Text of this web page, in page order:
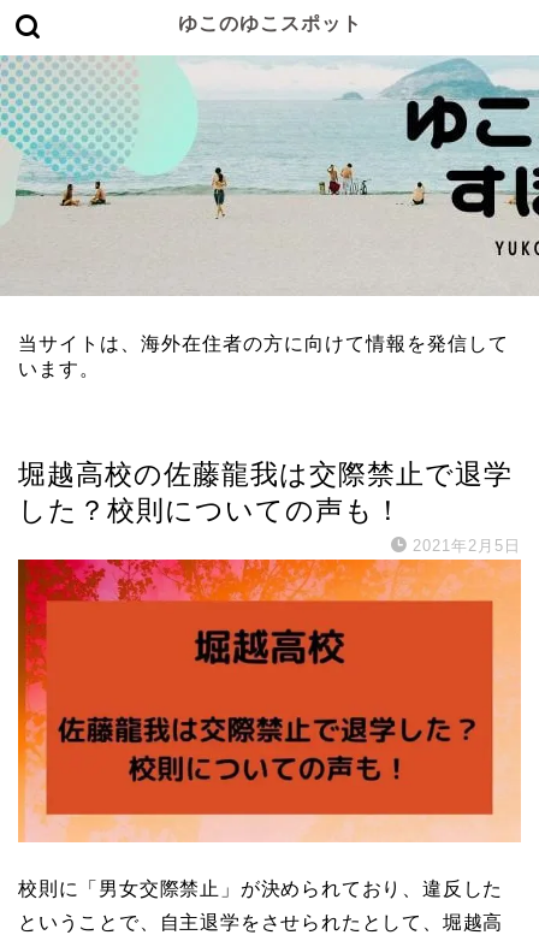
ゆこのゆこスポット
当サイトは、海外在住者の方に向けて情報を発信して
います。
堀越高校の佐藤龍我は交際禁止で退学
した？校則についての声も！
2021年2月5日
校則に「男女交際禁止」が決められており、違反した
ということで、自主退学をさせられたとして、堀越高